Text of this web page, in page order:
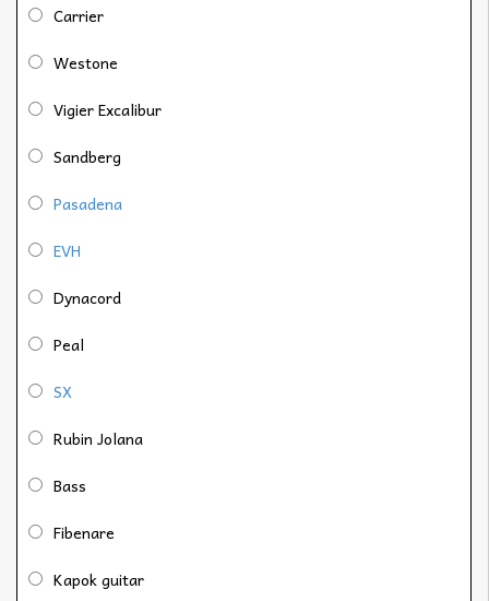
Carrier
Westone
Vigier Excalibur
Sandberg
Pasadena
EVH
Dynacord
Peal
SX
Rubin Jolana
Bass
Fibenare
Kapok guitar